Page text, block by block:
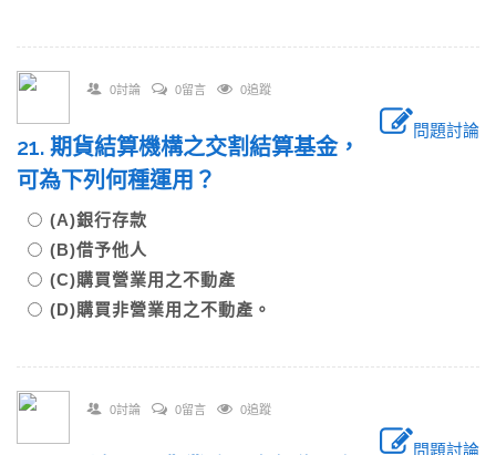
0討論 0留言 0追蹤
問題討論
21. 期貨結算機構之交割結算基金，
可為下列何種運用？
(A)銀行存款
(B)借予他人
(C)購買營業用之不動產
(D)購買非營業用之不動產。
0討論 0留言 0追蹤
問題討論